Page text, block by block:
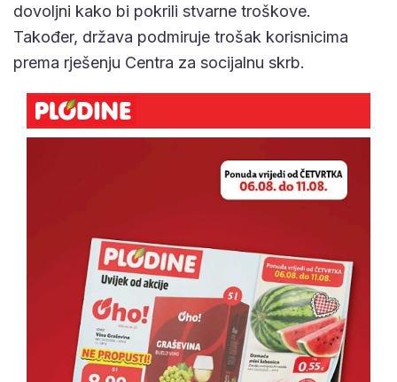
dovoljni kako bi pokrili stvarne troškove.
Također, država podmiruje trošak korisnicima
prema rješenju Centra za socijalnu skrb.